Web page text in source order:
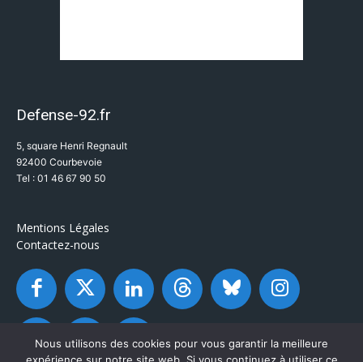
Defense-92.fr
5, square Henri Regnault
92400 Courbevoie
Tel : 01 46 67 90 50
Mentions Légales
Contactez-nous
Nous utilisons des cookies pour vous garantir la meilleure